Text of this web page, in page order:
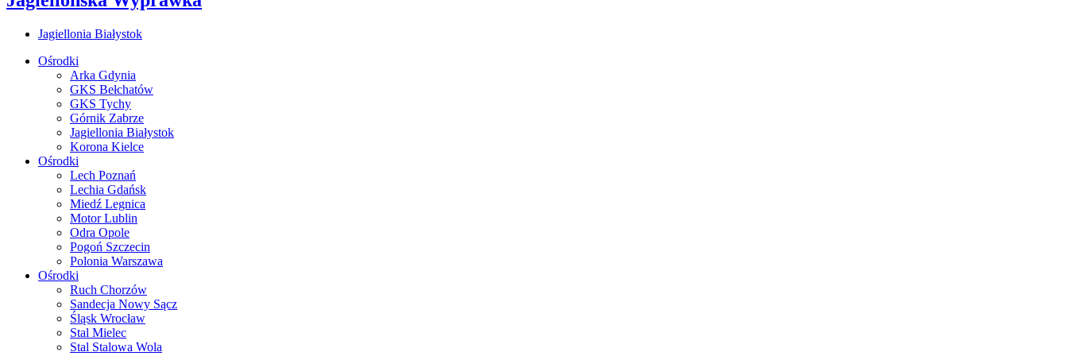
Jagiellonia Białystok
Ośrodki
Arka Gdynia
GKS Bełchatów
GKS Tychy
Górnik Zabrze
Jagiellonia Białystok
Korona Kielce
Ośrodki
Lech Poznań
Lechia Gdańsk
Miedź Legnica
Motor Lublin
Odra Opole
Pogoń Szczecin
Polonia Warszawa
Ośrodki
Ruch Chorzów
Sandecja Nowy Sącz
Śląsk Wrocław
Stal Mielec
Stal Stalowa Wola